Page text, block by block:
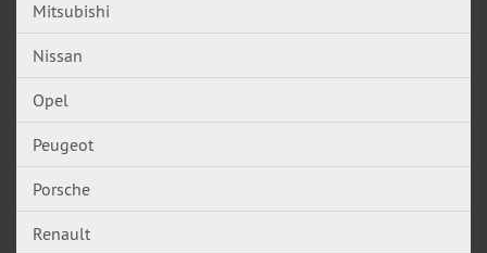
Mitsubishi
Nissan
Opel
Peugeot
Porsche
Renault